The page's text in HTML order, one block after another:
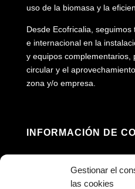
Gestionar el
las cookies
uso de la biomasa y la
Desde Ecofricalia,
e internacional en la
y equipos
circular y el
zona y/o empresa.
INFORMACIÓN DE
Pedroñeras, Cuenca